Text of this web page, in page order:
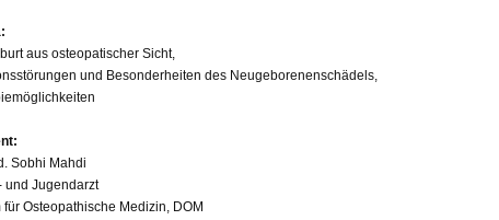
aus osteopatischer Sicht,
und Besonderheiten des Neugeborenenschädels,
Sobhi Mahdi
und Jugendarzt
für Osteopathische Medizin, DOM